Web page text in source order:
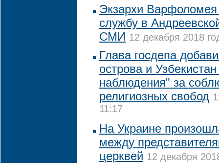
Экзархи
службу в
СМИ 12 декабря 2018
Глава госдепа
острова и
наблюдения" за
религиозных свобод
11:17
На Украине
между
церквей 12 декабря